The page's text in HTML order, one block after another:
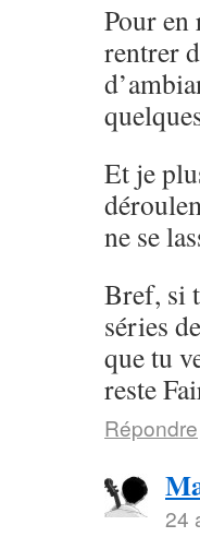
Pour
rentrer
Et je
ne se
Bref, si
séries
que tu
reste
Répondre
24